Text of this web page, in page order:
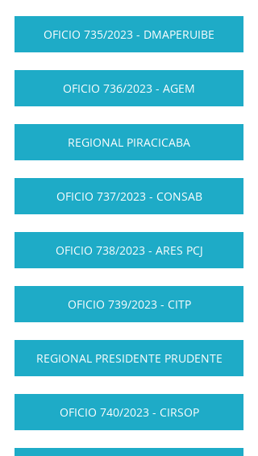
OFICIO 735/2023 - DMAPERUIBE
OFICIO 736/2023 - AGEM
REGIONAL PIRACICABA
OFICIO 737/2023 - CONSAB
OFICIO 738/2023 - ARES PCJ
OFICIO 739/2023 - CITP
REGIONAL PRESIDENTE PRUDENTE
OFICIO 740/2023 - CIRSOP